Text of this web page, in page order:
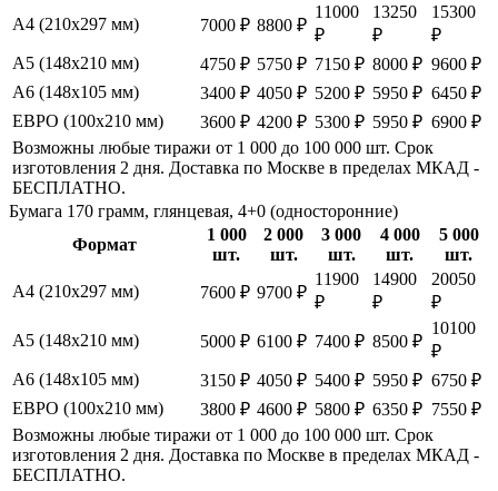
А4 (210х297 мм)
7000 ₽ 8800 ₽
11000
₽
13250
₽
15300
₽
А5 (148х210 мм)
4750 ₽ 5750 ₽ 7150 ₽ 8000 ₽ 9600 ₽
А6 (148х105 мм)
3400 ₽ 4050 ₽ 5200 ₽ 5950 ₽ 6450 ₽
ЕВРО (100х210 мм)
3600 ₽ 4200 ₽ 5300 ₽ 5950 ₽ 6900 ₽
Возможны любые тиражи от 1 000 до 100 000 шт. Срок
изготовления 2 дня. Доставка по Москве в пределах МКАД -
БЕСПЛАТНО.
Бумага 170 грамм, глянцевая, 4+0 (односторонние)
Формат
1 000
шт.
2 000
шт.
3 000
шт.
4 000
шт.
5 000
шт.
А4 (210х297 мм)
7600 ₽ 9700 ₽
11900
₽
14900
₽
20050
₽
А5 (148х210 мм)
5000 ₽ 6100 ₽ 7400 ₽ 8500 ₽
10100
₽
А6 (148х105 мм)
3150 ₽ 4050 ₽ 5400 ₽ 5950 ₽ 6750 ₽
ЕВРО (100х210 мм)
3800 ₽ 4600 ₽ 5800 ₽ 6350 ₽ 7550 ₽
Возможны любые тиражи от 1 000 до 100 000 шт. Срок
изготовления 2 дня. Доставка по Москве в пределах МКАД -
БЕСПЛАТНО.